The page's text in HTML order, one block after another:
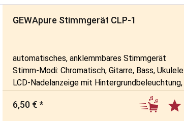
GEWApure Stimmgerät CLP-1
automatisches, anklemmbares Stimmgerät
Stimm-Modi: Chromatisch, Gitarre, Bass, Ukulele
LCD-Nadelanzeige mit Hintergrundbeleuchtung,
Farbwechsel bei richtig gestimmtem Ton
6,50 € *